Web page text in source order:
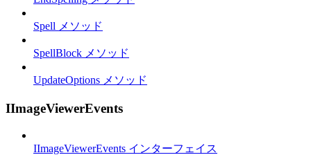
Spell メソッド
SpellBlock メソッド
UpdateOptions メソッド
IImageViewerEvents
IImageViewerEvents インターフェイス